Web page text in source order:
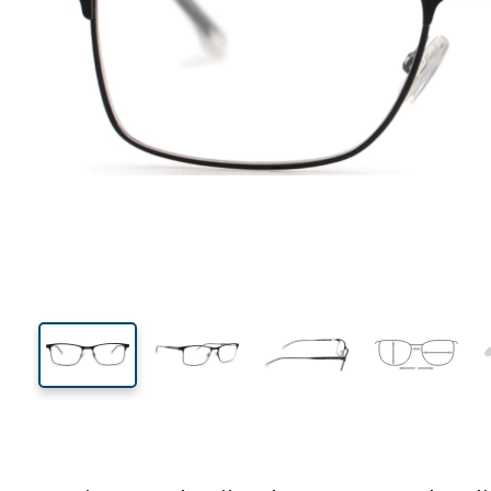
Breedte
36 mm
Glashoogte
54 mm
Glasbreedte